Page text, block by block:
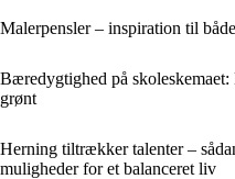
Malerpensler – inspiration til
Bæredygtighed på
grønt
Herning tiltrækker talenter –
muligheder for et balanceret liv